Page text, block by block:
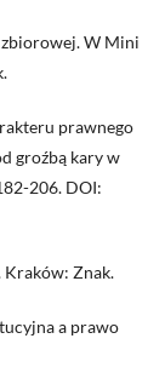
zbiorowej. W Mini
prawnego
groźbą kary w
206. DOI:
Kraków: Znak.
a prawo